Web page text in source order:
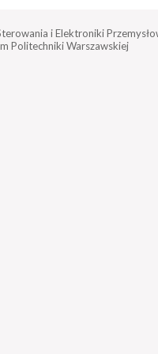
i Elektroniki
Politechniki Warszawskiej